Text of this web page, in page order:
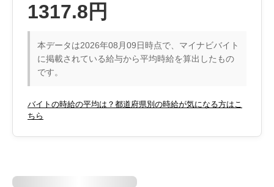
1317.8円
本データは2026年08月09日時点で、マイナビバイト
に掲載されている給与から平均時給を算出したもの
です。
バイトの時給の平均は？都道府県別の時給が気になる方はこ
ちら